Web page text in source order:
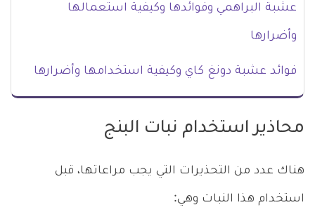
عشبة البراهمي وفوائدها وكيفية استعمالها
وأضرارها
فوائد عشبة دونغ كاي وكيفية استخدامها وأضرارها
محاذير استخدام نبات البنج
هناك عدد من التحذيرات التي يجب مراعاتها، قبل
استخدام هذا النبات وهي: